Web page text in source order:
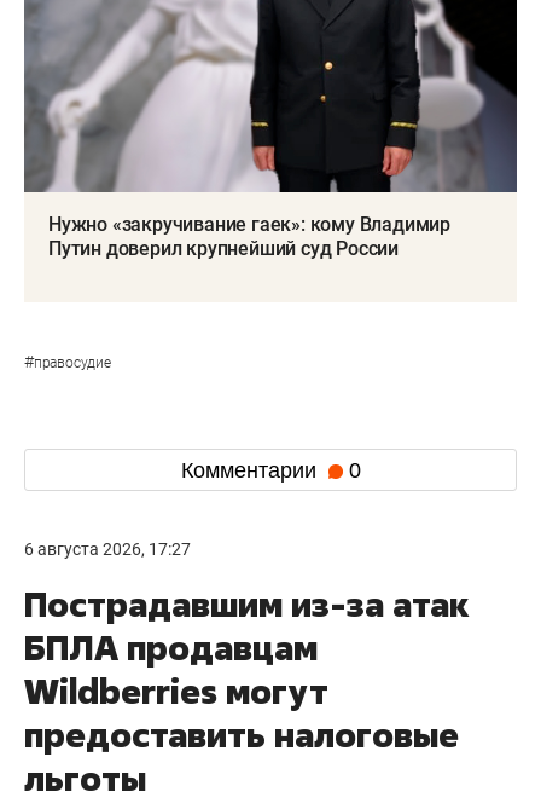
Нужно «закручивание гаек»: кому Владимир
Путин доверил крупнейший суд России
#правосудие
Комментарии 0
6 августа 2026, 17:27
Пострадавшим из-за атак
БПЛА продавцам
Wildberries могут
предоставить налоговые
льготы